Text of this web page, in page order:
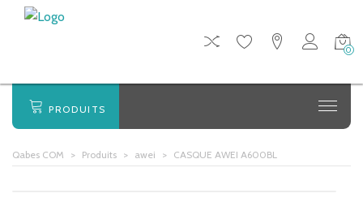
0
PRODUITS
Qabes COM > Produits > awei > CASQUE AWEI A600BL